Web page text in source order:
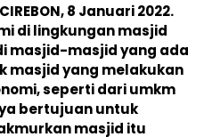
8 Januari 2022.
di lingkungan masjid
masjid-masjid yang ada
masjid yang melakukan
seperti dari umkm
bertujuan untuk
masjid itu